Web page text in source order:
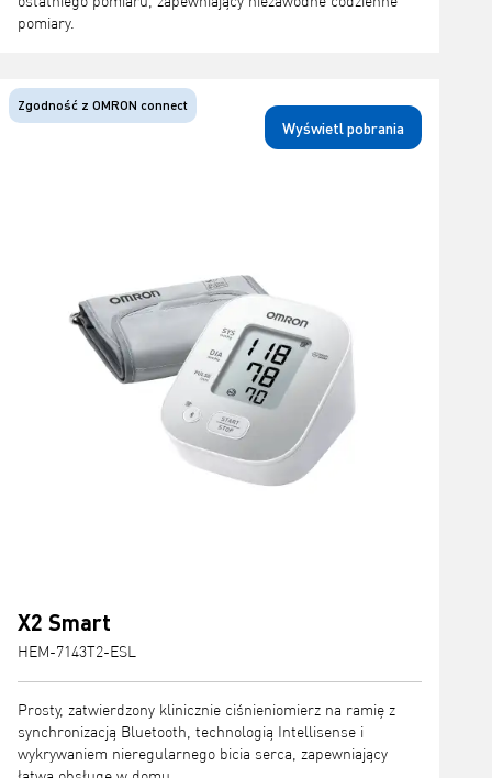
pomiary.
X2 Smart
HEM-7143T2-ESL
Prosty, zatwierdzony klinicznie ciśnieniomierz na ramię z
synchronizacją Bluetooth, technologią Intellisense i
wykrywaniem nieregularnego bicia serca, zapewniający
Zgodność z OMRON connect
Wyświetl pobrania